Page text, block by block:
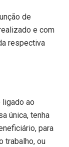
de
e com
respectiva
ao
única, tenha
para
trabalho, ou